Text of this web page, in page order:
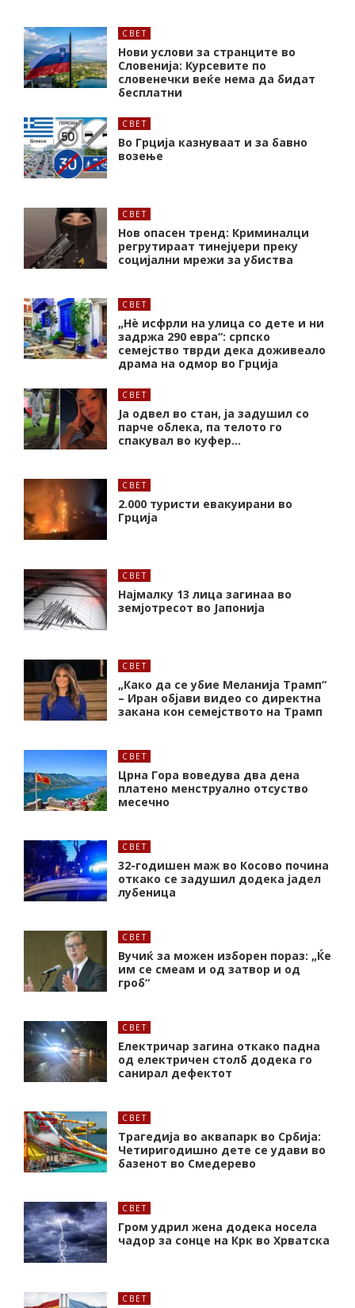
СВЕТ
Нови услови за странците во
Словенија: Курсевите по
словенечки веќе нема да бидат
бесплатни
СВЕТ
Во Грција казнуваат и за бавно
возење
СВЕТ
Нов опасен тренд: Криминалци
регрутираат тинејџери преку
социјални мрежи за убиства
СВЕТ
„Нѐ исфрли на улица со дете и ни
задржа 290 евра“: српско
семејство тврди дека доживеало
драма на одмор во Грција
СВЕТ
Ја одвел во стан, ја задушил со
парче облека, па телото го
спакувал во куфер…
СВЕТ
2.000 туристи евакуирани во
Грција
СВЕТ
Најмалку 13 лица загинаа во
земјотресот во Јапонија
СВЕТ
„Како да се убие Меланија Трамп“
– Иран објави видео со директна
закана кон семејството на Трамп
СВЕТ
Црна Гора воведува два дена
платено менструално отсуство
месечно
СВЕТ
32-годишен маж во Косово почина
откако се задушил додека јадел
лубеница
СВЕТ
Вучиќ за можен изборен пораз: „Ќе
им се смеам и од затвор и од
гроб“
СВЕТ
Електричар загина откако падна
од електричен столб додека го
санирал дефектот
СВЕТ
Трагедија во аквапарк во Србија:
Четиригодишно дете се удави во
базенот во Смедерево
СВЕТ
Гром удрил жена додека носела
чадор за сонце на Крк во Хрватска
СВЕТ